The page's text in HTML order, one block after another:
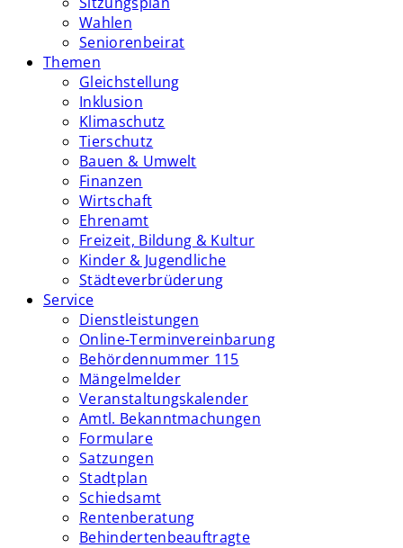
Wahlen
Seniorenbeirat
Themen
Gleichstellung
Inklusion
Klimaschutz
Tierschutz
Bauen & Umwelt
Finanzen
Wirtschaft
Ehrenamt
Freizeit, Bildung & Kultur
Kinder & Jugendliche
Städteverbrüderung
Service
Dienstleistungen
Online-Terminvereinbarung
Behördennummer 115
Mängelmelder
Veranstaltungskalender
Amtl. Bekanntmachungen
Formulare
Satzungen
Stadtplan
Schiedsamt
Rentenberatung
Behindertenbeauftragte